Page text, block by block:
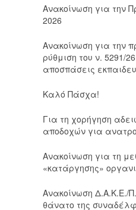
Ανακοίνωση για την
2026
Ανακοίνωση για την
ρύθμιση του ν. 5291/
αποσπάσεις
Καλό Πάσχα!
Για τη χορήγηση
αποδοχών για
Ανακοίνωση για τη
«κατάργησης»
Ανακοίνωση Δ.Α.Κ.Ε./
θάνατο της